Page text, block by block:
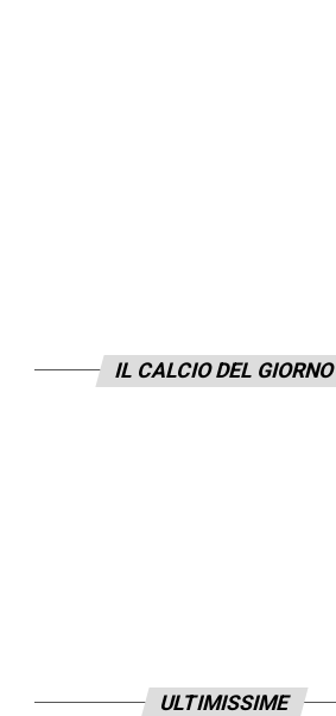
IL CALCIO DEL GIORNO
ULTIMISSIME